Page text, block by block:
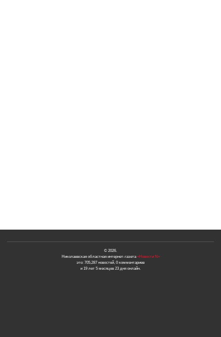
© 2026.
Николаевская областная интернет-газета«Новости N»
это: 705,287 новостей, 0 комментариев
и 19 лет 5 месяцев 23 дня онлайн.